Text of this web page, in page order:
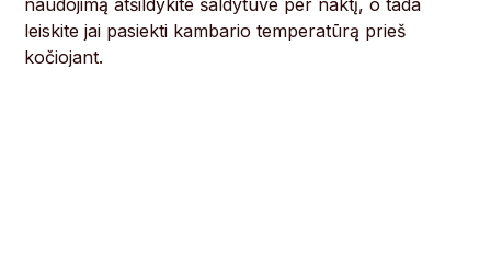
naudojimą atšildykite šaldytuve per naktį, o tada
leiskite jai pasiekti kambario temperatūrą prieš
kočiojant.